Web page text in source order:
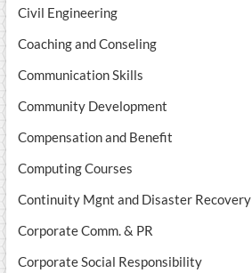
Civil Engineering
Coaching and Conseling
Communication Skills
Community Development
Compensation and Benefit
Computing Courses
Continuity Mgnt and Disaster Recovery
Corporate Comm. & PR
Corporate Social Responsibility